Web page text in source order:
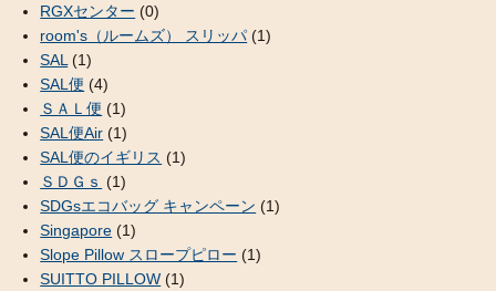
RGXセンター (0)
room's（ルームズ） スリッパ (1)
SAL (1)
SAL便 (4)
ＳＡＬ便 (1)
SAL便Air (1)
SAL便のイギリス (1)
ＳＤＧｓ (1)
SDGsエコバッグ キャンペーン (1)
Singapore (1)
Slope Pillow スロープピロー (1)
SUITTO PILLOW (1)